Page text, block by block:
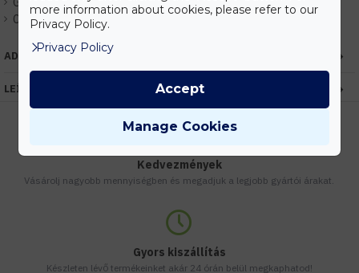
Cikkszám:EHKX24773
ADATOK
LEÍRÁS
Kedvezmények
Vásárolj nagyobb mennyiségben és megadjuk a legjobb gyártói árakat.
Gyors kiszállítás
Készleten lévő termékeinket akár 24 órán belül megkaphatod!
more information about cookies, please refer to our
Privacy Policy.
Privacy Policy
Manage Cookies
Accept